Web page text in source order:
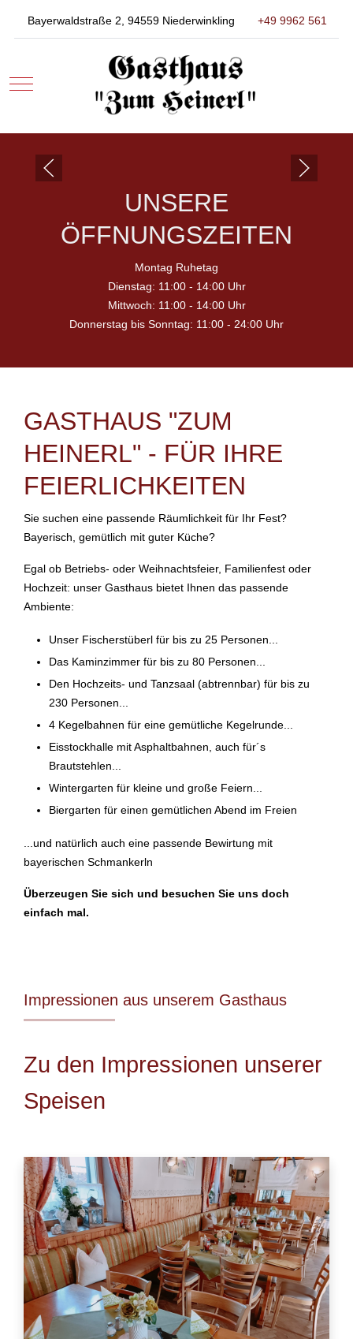
Bayerwaldstraße 2, 94559 Niederwinkling +49 9962 561
Mobile Menu Toggle
UNSERE
ÖFFNUNGSZEITEN
Montag Ruhetag
Dienstag: 11:00 - 14:00 Uhr
Mittwoch: 11:00 - 14:00 Uhr
Donnerstag bis Sonntag: 11:00 - 24:00 Uhr
GASTHAUS "ZUM
HEINERL" - FÜR IHRE
FEIERLICHKEITEN
Sie suchen eine passende Räumlichkeit für Ihr Fest?
Bayerisch, gemütlich mit guter Küche?
Egal ob Betriebs- oder Weihnachtsfeier, Familienfest oder
Hochzeit: unser Gasthaus bietet Ihnen das passende
Ambiente:
Unser Fischerstüberl für bis zu 25 Personen...
Das Kaminzimmer für bis zu 80 Personen...
Den Hochzeits- und Tanzsaal (abtrennbar) für bis zu
230 Personen...
4 Kegelbahnen für eine gemütliche Kegelrunde...
Eisstockhalle mit Asphaltbahnen, auch für´s
Brautstehlen...
Wintergarten für kleine und große Feiern...
Biergarten für einen gemütlichen Abend im Freien
...und natürlich auch eine passende Bewirtung mit
bayerischen Schmankerln
Überzeugen Sie sich und besuchen Sie uns doch
einfach mal.
Impressionen aus unserem Gasthaus
Zu den Impressionen unserer
Speisen